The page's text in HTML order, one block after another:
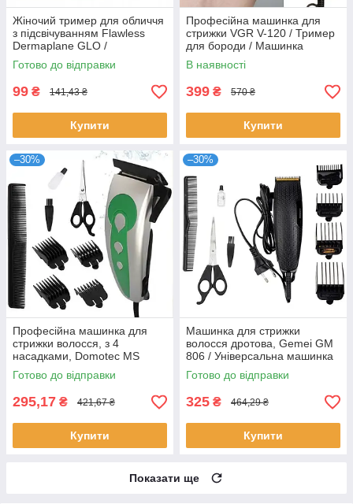
Жіночий тример для обличчя
з підсвічуванням Flawless
Dermaplane GLO /
Портативний міні тример
Готово до відправки
99 ₴ 141,43 ₴
Купити
Професійна машинка для
стрижки VGR V-120 / Тример
для бороди / Машинка
тример
В наявності
399 ₴ 570 ₴
Купити
–30%
Професійна машинка для
стрижки волосся, з 4
насадками, Domotec MS
3301 / Тример для волосся
Готово до відправки
295,17 ₴ 421,67 ₴
Купити
–30%
Машинка для стрижки
волосся дротова, Gemei GM
806 / Універсальна машинка
для стрижки та насадки
Готово до відправки
325 ₴ 464,29 ₴
Купити
Показати ще